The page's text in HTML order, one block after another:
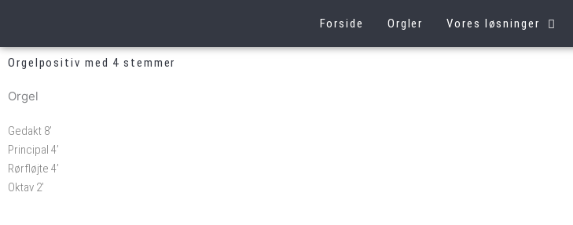
indholdet
Forside Orgler Vores løsninger
Orgelpositiv med 4 stemmer
Orgel
Gedakt 8’
Principal 4’
Rørfløjte 4’
Oktav 2’